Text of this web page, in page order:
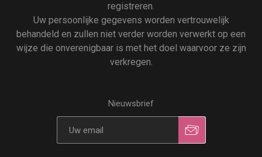
registreren.
Uw persoonlijke gegevens worden vertrouwelijk
behandeld en zullen niet verder worden verwerkt op een
wijze die onverenigbaar is met het doel waarvoor ze zijn
verkregen.
Nieuwsbrief